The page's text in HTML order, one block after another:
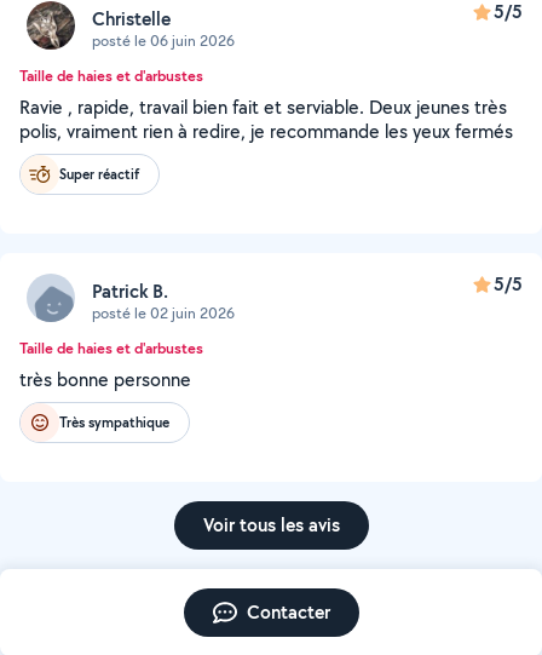
Christelle
posté le 06 juin 2026
5/5
Taille de haies et d'arbustes
Ravie , rapide, travail bien fait et serviable. Deux jeunes très
polis, vraiment rien à redire, je recommande les yeux fermés
Super réactif
Patrick B.
posté le 02 juin 2026
5/5
Taille de haies et d'arbustes
très bonne personne
Très sympathique
Voir tous les avis
Contacter